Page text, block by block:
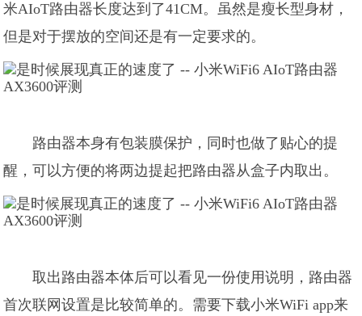
米AIoT路由器长度达到了41CM。虽然是瘦长型身材，
但是对于摆放的空间还是有一定要求的。
路由器本身有包装膜保护，同时也做了贴心的提
醒，可以方便的将两边提起把路由器从盒子内取出。
取出路由器本体后可以看见一份使用说明，路由器
首次联网设置是比较简单的。需要下载小米WiFi app来